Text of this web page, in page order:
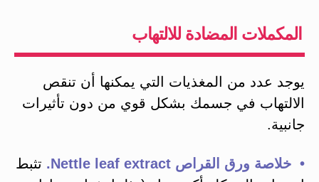
المكملات المضادة للالتهاب
يوجد عدد من المغذيات التي يمكنها أن تنقص
الالتهاب في جسمك بشكل قوي من دون تأثيرات
جانبية.
• خلاصة ورق القراص Nettle leaf extract.
تثبط